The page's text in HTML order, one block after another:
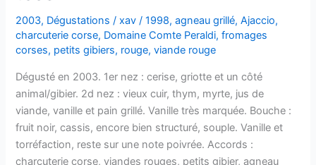
2003, Dégustations /xav/1998,agneau grillé,Ajaccio,
charcuterie corse, Domaine Comte Peraldi,fromages
corses, petits gibiers, rouge,viande rouge
Dégusté en 2003. 1er nez : cerise, griotte et un côté
animal/gibier. 2d nez : vieux cuir, thym, myrte, jus de
viande, vanille et pain grillé. Vanille très marquée. Bouche :
fruit noir, cassis, encore bien structuré, souple. Vanille et
torréfaction, reste sur une note poivrée. Accords :
charcuterie corse, viandes rouges, petits gibier, agneau